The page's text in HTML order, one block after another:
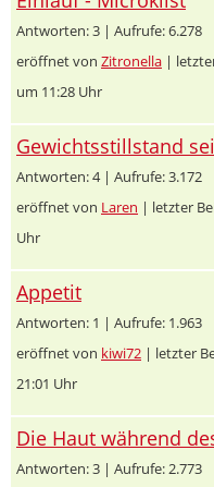
Antworten: 3 | Aufrufe: 6.278
eröffnet von Zitronella |
um 11:28 Uhr
Gewichtsstillstand
Antworten: 4 | Aufrufe: 3.172
eröffnet von Laren | letzter
Uhr
Appetit
Antworten: 1 | Aufrufe: 1.963
eröffnet von kiwi72 | letzter
21:01 Uhr
Die Haut während
Antworten: 3 | Aufrufe: 2.773